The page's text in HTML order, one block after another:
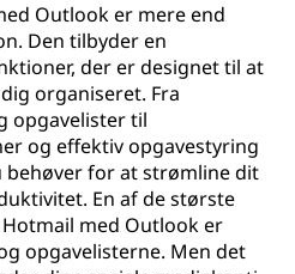
Outlook er mere end
Den tilbyder en
der er designet til at
organiseret. Fra
opgavelister til
og effektiv opgavestyring
behøver for at strømline dit
En af de største
med Outlook er
opgavelisterne. Men det